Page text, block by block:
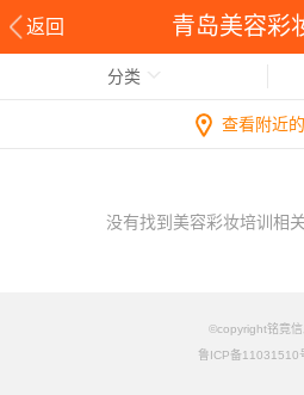
返回 青岛美容彩
分类
查看附近
没有找到美容彩妆培训相
©copyright铭竟信
鲁ICP备11031510